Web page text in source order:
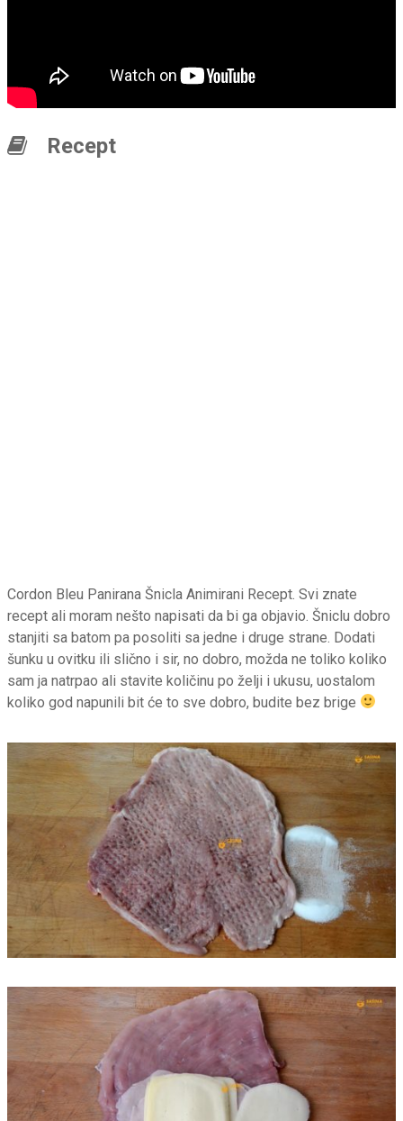
Recept
Cordon Bleu Panirana Šnicla Animirani Recept. Svi znate
recept ali moram nešto napisati da bi ga objavio. Šniclu dobro
stanjiti sa batom pa posoliti sa jedne i druge strane. Dodati
šunku u ovitku ili slično i sir, no dobro, možda ne toliko koliko
sam ja natrpao ali stavite količinu po želji i ukusu, uostalom
koliko god napunili bit će to sve dobro, budite bez brige